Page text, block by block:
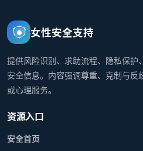
女性安全支持
提供风险识别、求助流程、隐私保护
安全信息。内容强调尊重、克制与反
或心理服务。
资源入口
安全首页